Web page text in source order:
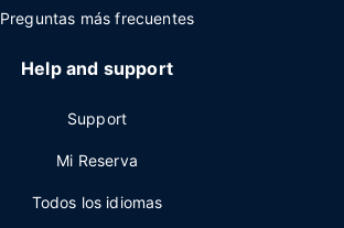
Preguntas más frecuentes
Help and support
Support
Mi Reserva
Todos los idiomas